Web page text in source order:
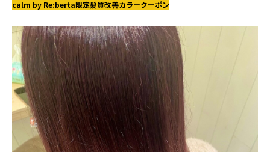
calm by Re:berta限定髪質改善カラークーポン